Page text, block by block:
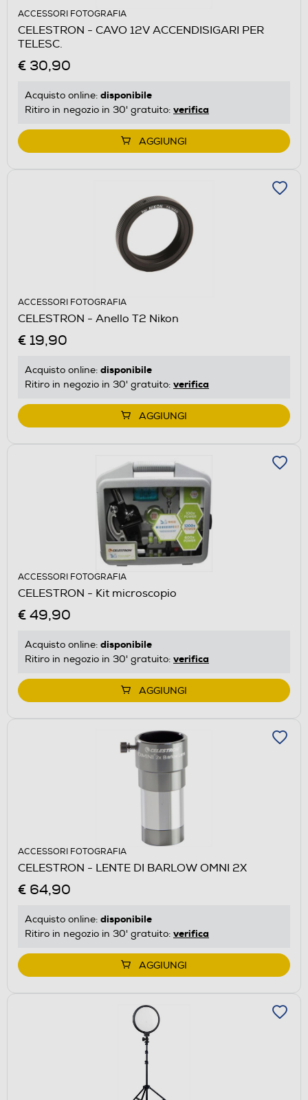
ACCESSORI FOTOGRAFIA
CELESTRON - CAVO 12V ACCENDISIGARI PER
TELESC.
€ 30,90
Acquisto online: disponibile
Ritiro in negozio in 30' gratuito: verifica
AGGIUNGI
ACCESSORI FOTOGRAFIA
CELESTRON - Anello T2 Nikon
€ 19,90
Acquisto online: disponibile
Ritiro in negozio in 30' gratuito: verifica
AGGIUNGI
ACCESSORI FOTOGRAFIA
CELESTRON - Kit microscopio
€ 49,90
Acquisto online: disponibile
Ritiro in negozio in 30' gratuito: verifica
AGGIUNGI
ACCESSORI FOTOGRAFIA
CELESTRON - LENTE DI BARLOW OMNI 2X
€ 64,90
Acquisto online: disponibile
Ritiro in negozio in 30' gratuito: verifica
AGGIUNGI